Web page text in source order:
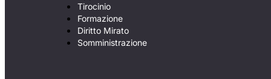
Tirocinio
Formazione
Diritto Mirato
Somministrazione